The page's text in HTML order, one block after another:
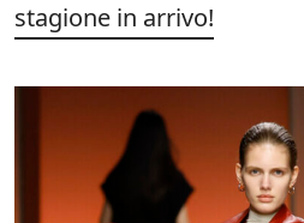
stagione in arrivo!